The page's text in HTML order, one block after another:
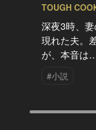
TOUGH
深夜3時、
現れた夫。
が、本音は
#小説